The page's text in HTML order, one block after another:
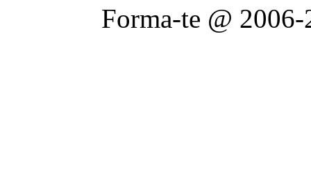
Forma-te @